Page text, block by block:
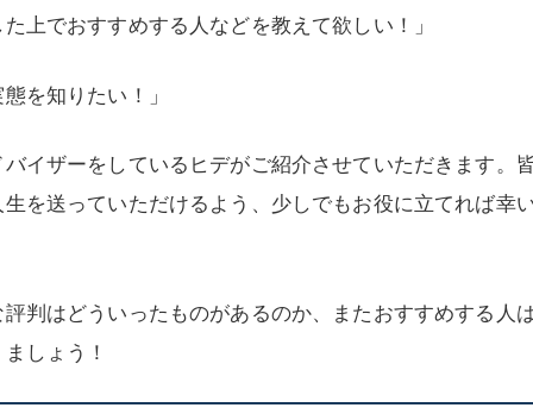
上でおすすめする人などを教えて欲しい！」
を知りたい！」
イザーをしているヒデがご紹介させていただきます。
を送っていただけるよう、少しでもお役に立てれば幸
判はどういったものがあるのか、またおすすめする人
しょう！